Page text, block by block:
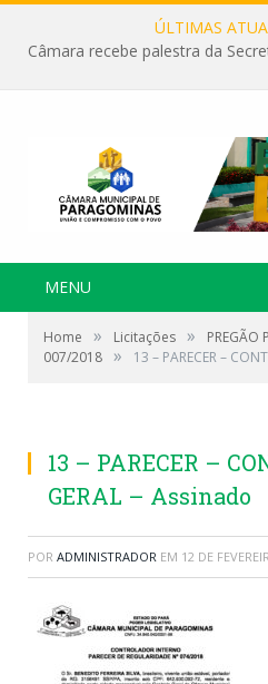
ÚLTIMAS
MENU
Home » Licitações »
PREGÃO
007/2018 » 13 – PARECER –
13 – PARECER –
GERAL – Assinado
POR ADMINISTRADOR EM 12 DE